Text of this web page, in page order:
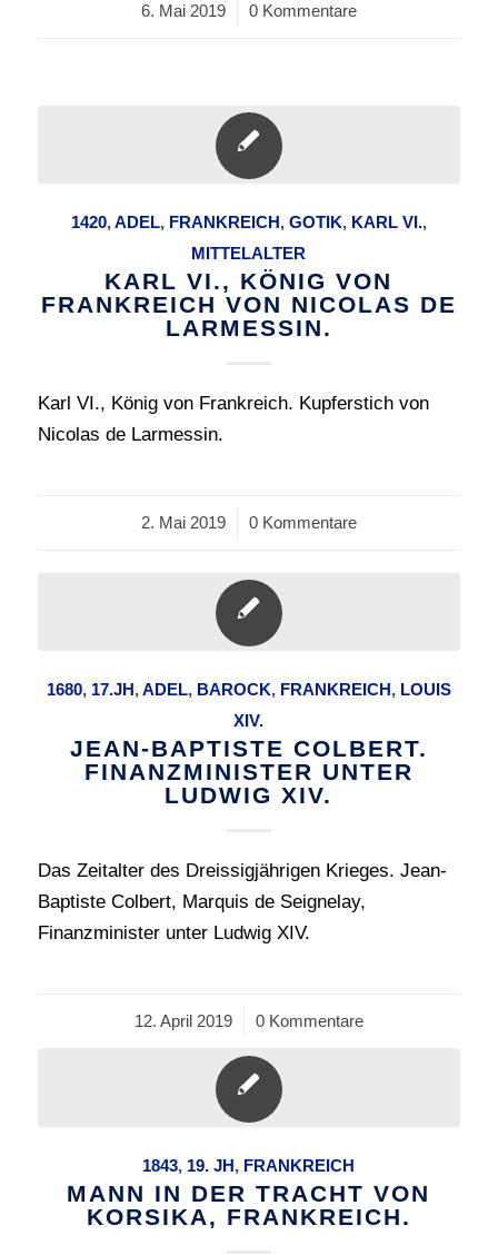
6. Mai 2019
/ 0 Kommentare
1420,ADEL, FRANKREICH, GOTIK, KARL VI.,
MITTELALTER
KARL VI., KÖNIG VON
FRANKREICH VON NICOLAS DE
LARMESSIN.
Karl VI., König von Frankreich. Kupferstich von
Nicolas de Larmessin.
2. Mai 2019
/ 0 Kommentare
1680, 17.JH,ADEL, BAROCK, FRANKREICH, LOUIS
XIV.
JEAN-BAPTISTE COLBERT.
FINANZMINISTER UNTER
LUDWIG XIV.
Das Zeitalter des Dreissigjährigen Krieges. Jean-
Baptiste Colbert, Marquis de Seignelay,
Finanzminister unter Ludwig XIV.
12. April 2019
/ 0 Kommentare
1843, 19. JH, FRANKREICH
MANN IN DER TRACHT VON
KORSIKA, FRANKREICH.